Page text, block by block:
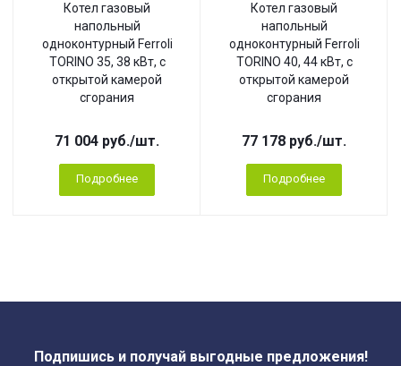
Котел газовый
напольный
одноконтурный Ferroli
TORINO 35, 38 кВт, с
открытой камерой
сгорания
71 004 руб./шт.
Подробнее
Котел газовый
напольный
одноконтурный Ferroli
TORINO 40, 44 кВт, с
открытой камерой
сгорания
77 178 руб./шт.
Подробнее
Подпишись и получай выгодные предложения!